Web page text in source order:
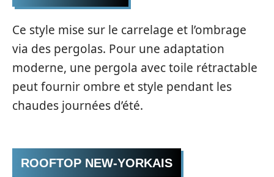
Ce style mise sur le carrelage et l’ombrage
via des pergolas. Pour une adaptation
moderne, une pergola avec toile rétractable
peut fournir ombre et style pendant les
chaudes journées d’été.
ROOFTOP NEW-YORKAIS